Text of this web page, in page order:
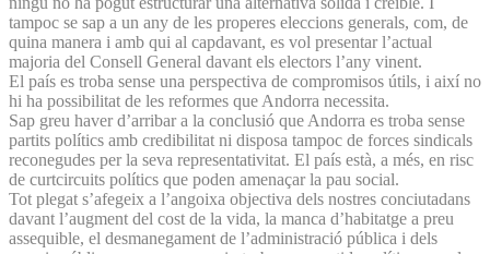
tampoc se sap a un any de les properes eleccions generals, com, de
quina manera i amb qui al capdavant, es vol presentar l’actual
majoria del Consell General davant els electors l’any vinent.
El país es troba sense una perspectiva de compromisos útils, i així no
hi ha possibilitat de les reformes que Andorra necessita.
Sap greu haver d’arribar a la conclusió que Andorra es troba sense
partits polítics amb credibilitat ni disposa tampoc de forces sindicals
reconegudes per la seva representativitat. El país està, a més, en risc
de curtcircuits polítics que poden amenaçar la pau social.
Tot plegat s’afegeix a l’angoixa objectiva dels nostres conciutadans
davant l’augment del cost de la vida, la manca d’habitatge a preu
assequible, el desmanegament de l’administració pública i dels